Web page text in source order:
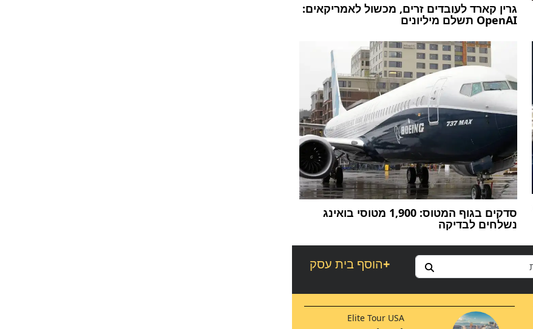
גרין קארד לעובדים זרים, מכשול לאמריקאים:
OpenAI תשלם מיליונים
סדקים בגוף המטוס: 1,900 מטוסי בואינג
נשלחים לבדיקה
הוסף בית עסק+
Elite Tour USA